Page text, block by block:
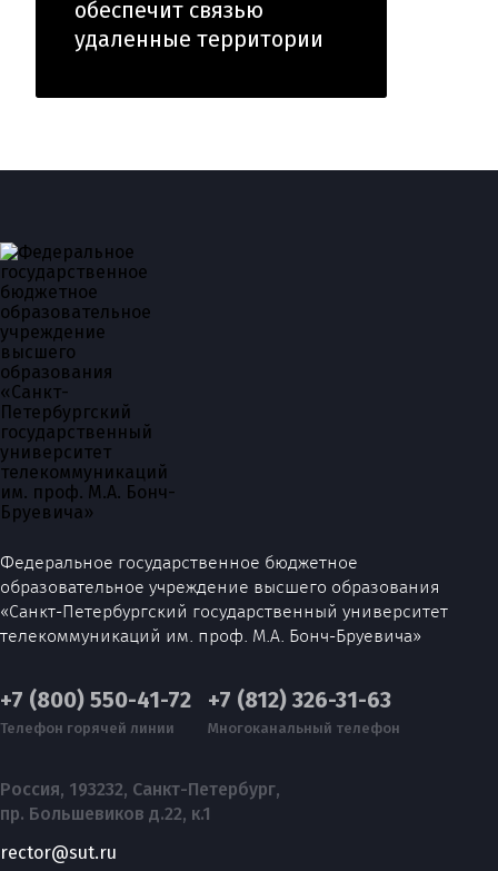
обеспечит связью
удаленные территории
Федеральное государственное бюджетное
образовательное учреждение высшего образования
«Санкт-Петербургский государственный университет
телекоммуникаций им. проф. М.А. Бонч-Бруевича»
+7 (800) 550-41-72
Телефон горячей линии
+7 (812) 326-31-63
Многоканальный телефон
Россия, 193232, Санкт-Петербург,
пр. Большевиков д.22, к.1
rector@sut.ru